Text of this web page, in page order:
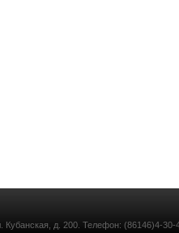
Кубанская, д. 200. Телефон: (86146)4-30-